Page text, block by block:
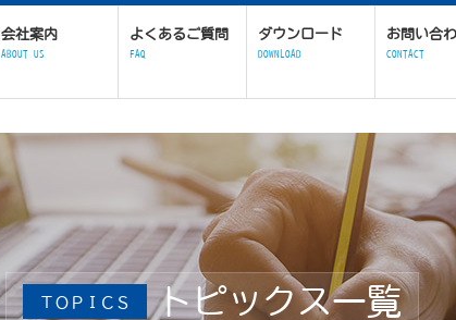
会社案内
ABOUT US
よくあるご質問
FAQ
ダウンロード
DOWNLOAD
お問い合
CONTACT
ＴＯＰＩＣＳ トピックス一覧